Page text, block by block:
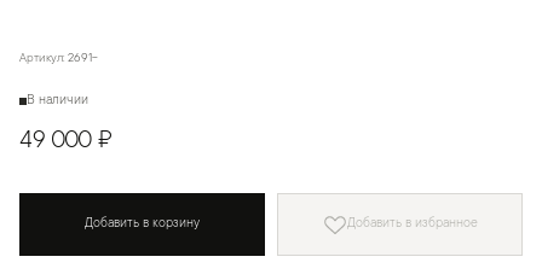
Артикул: 2691-
В наличии
49 000 ₽
Добавить в корзину Добавить в избранное